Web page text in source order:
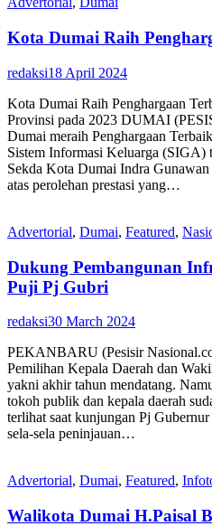
Kota Dumai Raih
redaksi18 April 2024
Kota Dumai Raih Penghargaan
Provinsi pada 2023 DUMAI
Dumai meraih Penghargaan
Sistem Informasi Keluarga (SIGA)
Sekda Kota Dumai Indra
atas perolehan prestasi yang…
Advertorial, Dumai, Featured,
Dukung Pembangunan
Puji Pj Gubri
redaksi30 March 2024
PEKANBARU (Pesisir
Pemilihan Kepala Daerah dan
yakni akhir tahun mendatang.
tokoh publik dan kepala daerah
terlihat saat kunjungan Pj
sela-sela peninjauan…
Advertorial, Dumai, Featured,
Walikota Dumai H.Paisal